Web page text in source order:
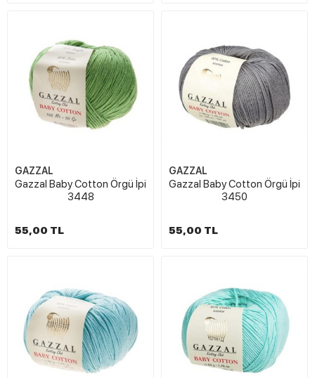
GAZZAL
Gazzal Baby Cotton Örgü İpi
3448
55,00 TL
GAZZAL
Gazzal Baby Cotton Örgü İpi
3450
55,00 TL